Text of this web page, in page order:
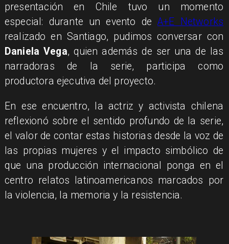
presentación en Chile tuvo un momento
especial: durante un evento de A+E Networks
realizado en Santiago, pudimos conversar con
Daniela Vega, quien además de ser una de las
narradoras de la serie, participa como
productora ejecutiva del proyecto.
En ese encuentro, la actriz y activista chilena
reflexionó sobre el sentido profundo de la serie,
el valor de contar estas historias desde la voz de
las propias mujeres y el impacto simbólico de
que una producción internacional ponga en el
centro relatos latinoamericanos marcados por
la violencia, la memoria y la resistencia.